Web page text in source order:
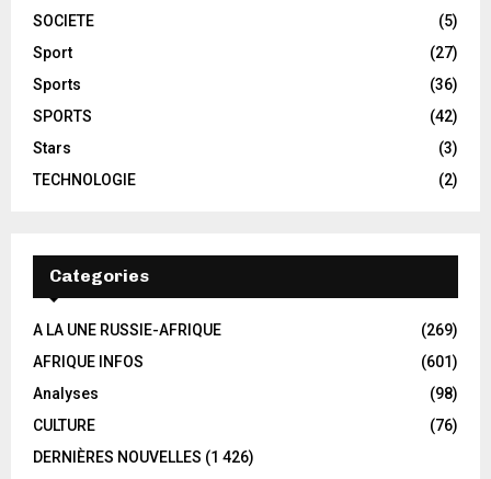
SOCIETE
(5)
Sport
(27)
Sports
(36)
SPORTS
(42)
Stars
(3)
TECHNOLOGIE
(2)
Categories
A LA UNE RUSSIE-AFRIQUE
(269)
AFRIQUE INFOS
(601)
Analyses
(98)
CULTURE
(76)
DERNIÈRES NOUVELLES (1 426)